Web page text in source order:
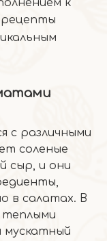
к
рецепты
с различными
соленые
сыр, и они
в салатах. В
мускатный